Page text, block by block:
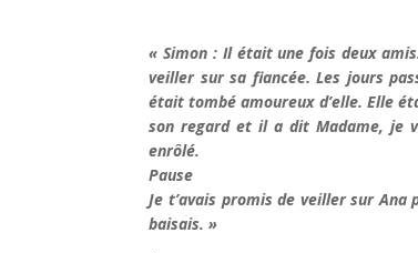
« Simon : Il était une fois deux
veiller sur sa fiancée. Les jours
était tombé amoureux d’elle. Elle
son regard et il a dit Madame, je
enrôlé.
Pause
Je t’avais promis de veiller sur
baisais. »